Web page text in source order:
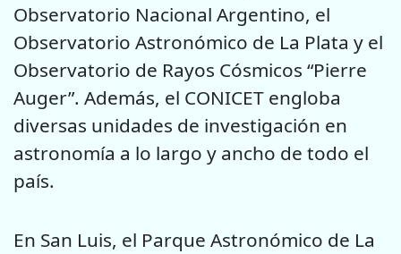
Observatorio Nacional Argentino, el
Observatorio Astronómico de La Plata y el
Observatorio de Rayos Cósmicos “Pierre
Auger”. Además, el CONICET engloba
diversas unidades de investigación en
astronomía a lo largo y ancho de todo el
país.
En San Luis, el Parque Astronómico de La